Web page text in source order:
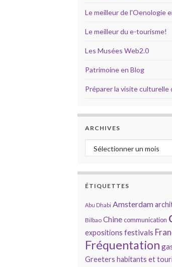
Le meilleur de l'Oenologie
Le meilleur du e-tourisme!
Les Musées Web2.0
Patrimoine en Blog
Préparer la visite culturelle
ARCHIVES
Archives
ÉTIQUETTES
Abu Dhabi Amsterdam
Bilbao Chinecommunication
expositions festivals
Fréquentation
Greeters habitants et